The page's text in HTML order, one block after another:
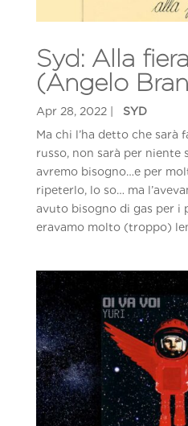
Syd: Alla
(Angelo
Ma chi l’ha detto che sarà
russo, non sarà per niente
avremo bisogno…e per
ripeterlo, lo so… ma
avuto bisogno di gas per i
eravamo molto (troppo)